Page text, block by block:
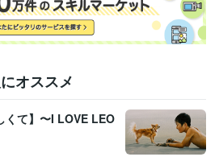
オススメ
て】〜I LOVE LEO